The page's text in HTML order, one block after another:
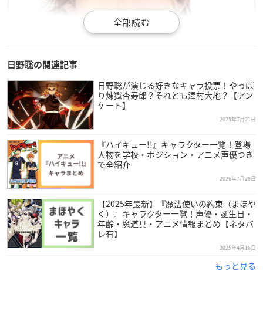
引用：アクセルワン公式サイト
日野さんはサンフランシスコ出身で現在アクセルワンに所属し
ており、今年で47歳を迎えます。
日野聡の関連記事
日野聡が演じる好きなキャラ投票！やっぱ
り煉󠄁獄杏寿郎？それとも澤村大地？【アン
ケート】
2025年7月21日
『ハイキュー!!』キャラクター一覧！登場
人物を学校・ポジション・アニメ声優つき
で全紹介
2026年7月28日
【2025年最新】『魔法使いの約束（まほや
く）』キャラクター一覧！声優・誕生日・
年齢・魔道具・アニメ情報まとめ【ネタバ
レ有】
2025年4月16日
もっと見る